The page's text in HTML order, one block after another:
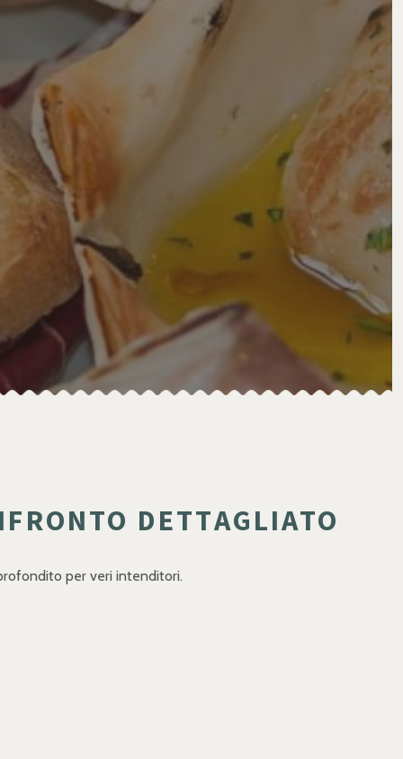
DETTAGLIATO
per veri intenditori.